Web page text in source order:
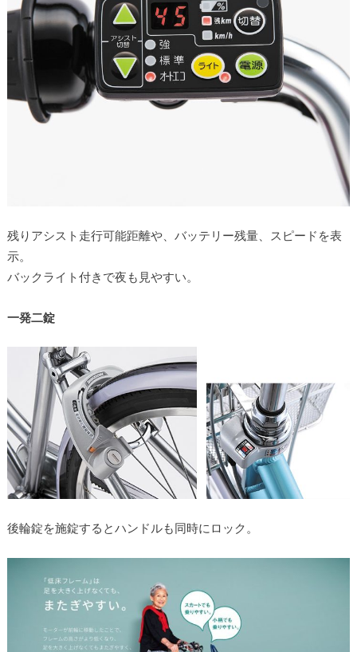
残りアシスト走行可能距離や、バッテリー残量、スピードを表
示。
バックライト付きで夜も見やすい。
一発二錠
後輪錠を施錠するとハンドルも同時にロック。